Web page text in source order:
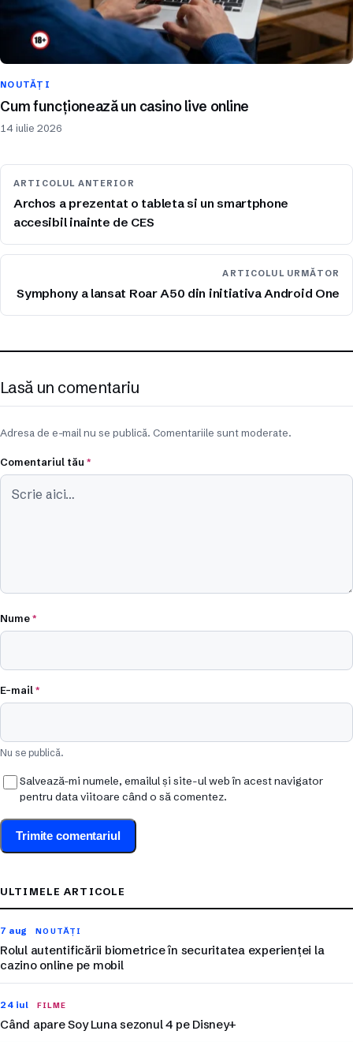
NOUTĂȚI
Cum funcționează un casino live online
14 iulie 2026
ARTICOLUL ANTERIOR
Archos a prezentat o tableta si un smartphone
accesibil inainte de CES
ARTICOLUL URMĂTOR
Symphony a lansat Roar A50 din initiativa Android One
Lasă un comentariu
Adresa de e-mail nu se publică. Comentariile sunt moderate.
Comentariul tău *
Nume*
E-mail*
Nu se publică.
Salvează-mi numele, emailul și site-ul web în acest navigator
pentru data viitoare când o să comentez.
ULTIMELE ARTICOLE
7 aug NOUTĂȚI
Rolul autentificării biometrice în securitatea experienței la
cazino online pe mobil
24 iul FILME
Când apare Soy Luna sezonul 4 pe Disney+